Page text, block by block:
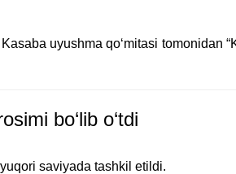
uyushma qo‘mitasi tomonidan
bo‘lib o‘tdi
saviyada tashkil etildi.